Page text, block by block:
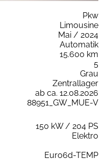
Pkw
Limousine
Mai / 2024
Automatik
15.600 km
5
Grau
Zentrallager
ab ca. 12.08.2026
88951_GW_MUE-V
150 kW / 204 PS
Elektro
Euro6d-TEMP